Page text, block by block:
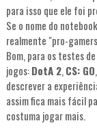
para isso que ele foi
Se o nome do
realmente "pro-
Bom, para os testes
jogos:DotA 2, CS: GO,
descrever a
assim fica mais fácil
costuma jogar mais.